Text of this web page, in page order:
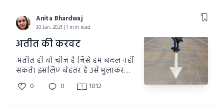
Anita Bhardwaj
30 Jan, 2021 | 1 min read
अतीत की करवट
अतीत ही वो चीज है जिसे हम बदल नहीं
सकते। इसलिए बेहतर है उसे भुलाकर
वर्तमान को अपनाएं।
0 0 1012